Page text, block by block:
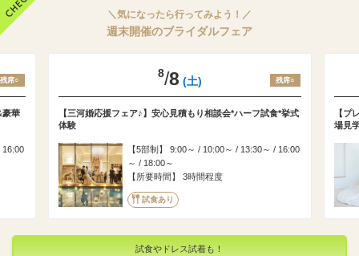
＼気になったら行ってみよう！／
週末開催のブライダルフェア
残席○
豪華
16:00
8/8 (土) 残席○
【三河婚応援フェア♪】安心見積もり相談会*ハーフ試食*挙式
体験
5部制
9:00～ / 10:00～ / 13:30～ / 16:00
～ / 18:00～
所要時間
3時間程度
試食あり
【プ
場見
試食やドレス試着も！